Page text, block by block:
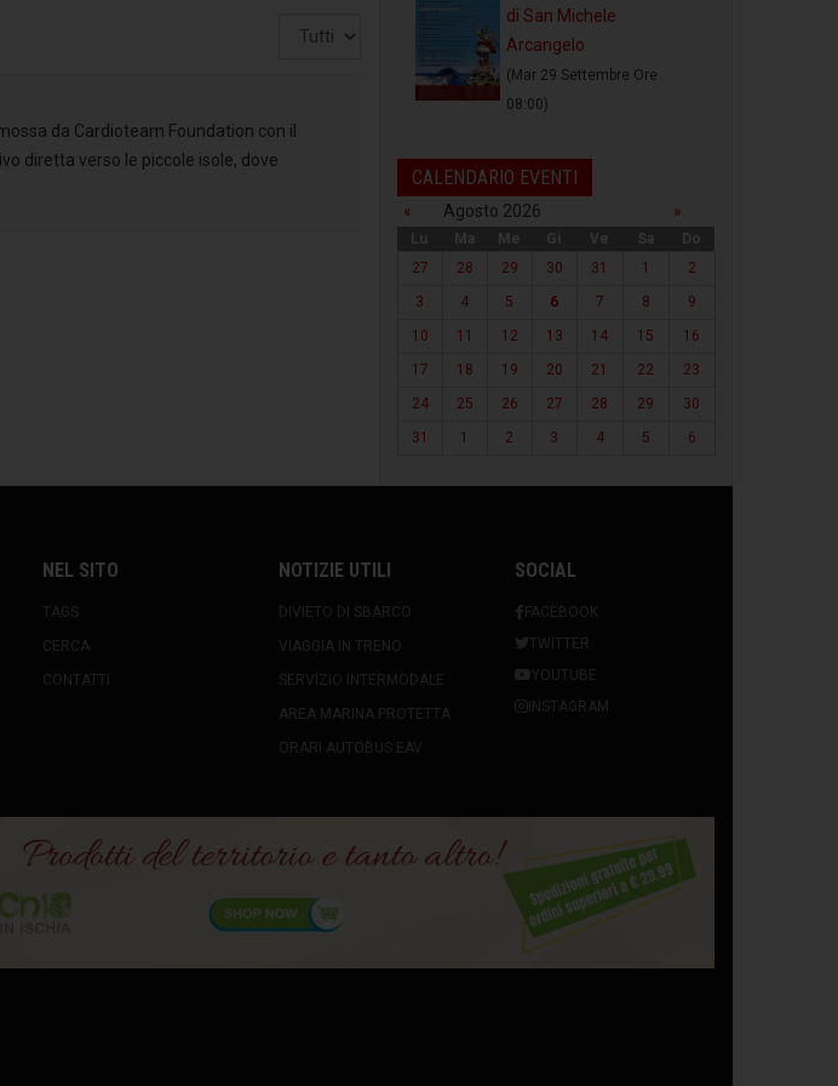
Visualizza
da Cardioteam Foundation con il
diretta verso le piccole isole, dove
di San Michele
Arcangelo
(Mar 29 Settembre Ore
08:00)
CALENDARIO EVENTI
« Agosto 2026 »
Lu Ma Me Gi Ve Sa
Do
27
28 29 30 31 1
2
3
4 5 6 7 8
9
10
11 12 13 14 15
16
17
18 19 20 21 22
23
24
25 26 27 28 29
30
31
1 2 3 4 5 6
NEL SITO
TAGS
CERCA
CONTATTI
NOTIZIE UTILI
DIVIETO DI SBARCO
VIAGGIA IN TRENO
SERVIZIO INTERMODALE
AREA MARINA PROTETTA
ORARI AUTOBUS EAV
SOCIAL
FACEBOOK
TWITTER
YOUTUBE
INSTAGRAM